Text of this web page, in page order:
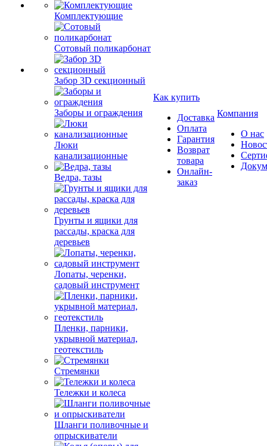
Комплектующие
Сотовый поликарбонат
Забор 3D секционный
Заборы и ограждения
Люки
канализационные
Ведра, тазы
Грунты и ящики для
рассады, краска для
деревьев
Лопаты, черенки,
садовый инструмент
Пленки, парники,
укрывной материал,
геотекстиль
Стремянки
Тележки и колеса
Шланги поливочные и
опрыскиватели
Как купить
Доставка
Оплата
Гарантия
Возврат
товара
Онлайн-
заказ
Компания
О нас